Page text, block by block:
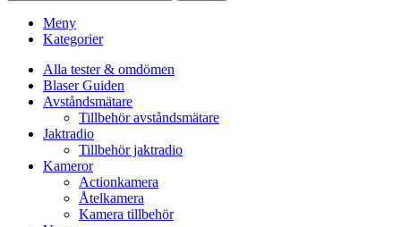
Meny
Kategorier
Alla tester & omdömen
Blaser Guiden
Avståndsmätare
Tillbehör avståndsmätare
Jaktradio
Tillbehör jaktradio
Kameror
Actionkamera
Åtelkamera
Kamera tillbehör